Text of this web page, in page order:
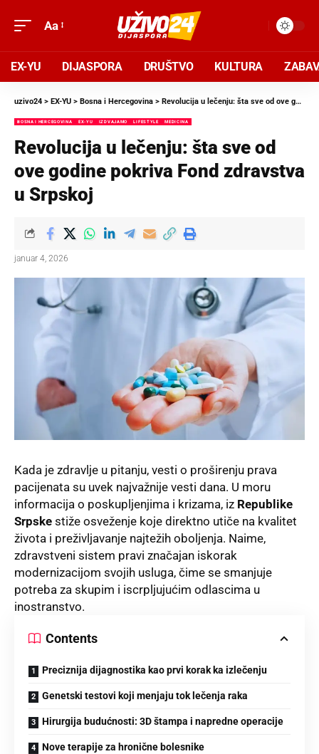
Aa
EX-YU DIJASPORA DRUŠTVO KULTURA
uzivo24 > EX-YU > Bosna i Hercegovina > Revolucija u lečenju: šta sve od ove godine pokriva Fond zdravstva u Srpskoj
BOSNA I HERCEGOVINA EX-YU IZDVAJAMO LIFESTYLE MEDICINA
Revolucija u lečenju: šta sve od
ove godine pokriva Fond zdravstva
u Srpskoj
januar 4, 2026
Kada je zdravlje u pitanju, vesti o proširenju prava
pacijenata su uvek najvažnije vesti dana. U moru
informacija o poskupljenjima i krizama, iz Republike
Srpske stiže osveženje koje direktno utiče na kvalitet
života i preživljavanje najtežih oboljenja. Naime,
zdravstveni sistem pravi značajan iskorak
modernizacijom svojih usluga, čime se smanjuje
potreba za skupim i iscrpljujućim odlascima u
inostranstvo.
Contents
Preciznija dijagnostika kao prvi korak ka izlečenju
Genetski testovi koji menjaju tok lečenja raka
Hirurgija budućnosti: 3D štampa i napredne operacije
Nove terapije za hronične bolesnike